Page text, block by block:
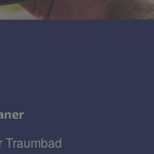
Traumbad